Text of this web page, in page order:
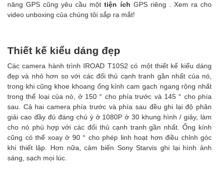
năng GPS cũng yêu cầu mộttiện ích GPS riêng . Xem ra cho
video unboxing của chúng tôi sắp ra mắt!
Thiết kế kiểu dáng đẹp
Các camera hành trình IROAD T10S2 có một thiết kế kiểu dáng
đẹp và nhỏ hơn so với các đối thủ cạnh tranh gần nhất của nó,
trong khi cũng khoe khoang ống kính cam gạch ngang rộng nhất
trong thể loại của nó, ở 150 ° cho phía trước và 145 ° cho phía
sau. Cả hai camera phía trước và phía sau đều ghi lại độ phân
giải cao đầy đủ đáng chú ý ở 1080P ở 30 khung hình / giây, làm
cho nó phù hợp với các đối thủ cạnh tranh gần nhất. Ống kính
cũng có thể xoay ở 90 ° cho phép linh hoạt hơn điều chỉnh góc
khi thiết lập. Hơn nữa, cảm biến Sony Starvis ghi lại hình ảnh
sáng, sạch mọi lúc.